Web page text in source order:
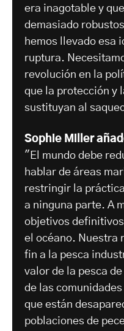
era inagotable y
demasiado
hemos llevado esa
ruptura.
revolución en la
que la protección y
sustituyan al
Sophie Miller
"El mundo debe
hablar de áreas
restringir la
a ninguna parte. A
objetivos
el océano. Nuestra
fin a la pesca
valor de la pesca
de las
que están
poblaciones de